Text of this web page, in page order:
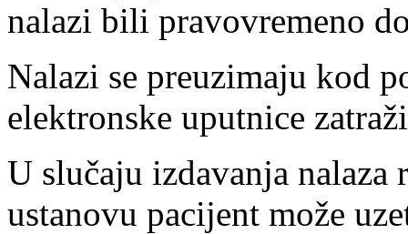
nalazi bili pravovremeno
Nalazi se preuzimaju kod
elektronske uputnice
U slučaju izdavanja nalaza
ustanovu pacijent može